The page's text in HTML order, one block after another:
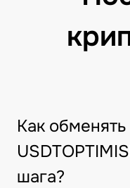
Как обменять
шага?